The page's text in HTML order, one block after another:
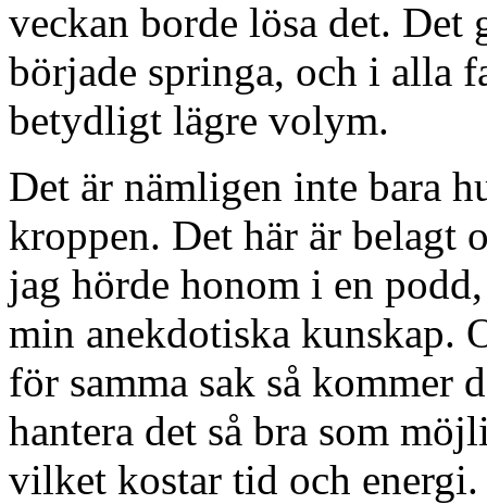
veckan borde lösa det.
började springa, och i alla
betydligt lägre volym.
Det är nämligen inte bara
kroppen. Det här är belagt
jag hörde honom i en
min anekdotiska kunskap.
för samma sak så kommer
hantera det så bra som
vilket kostar tid och